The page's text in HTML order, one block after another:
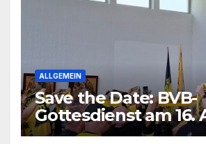
ALLGEMEIN
Save the Date: BVB-
Gottesdienst am 16.
2026